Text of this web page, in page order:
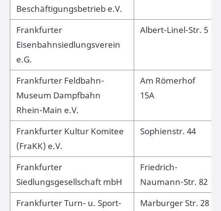
Beschäftigungsbetrieb e.V.
Frankfurter
Eisenbahnsiedlungsverein
e.G.
Albert-Linel-Str. 5
Frankfurter Feldbahn-
Museum Dampfbahn
Rhein-Main e.V.
Am Römerhof
15A
Frankfurter Kultur Komitee
(FraKK) e.V.
Sophienstr. 44
Frankfurter
Siedlungsgesellschaft mbH
Friedrich-
Naumann-Str. 82
Frankfurter Turn- u. Sport-
Marburger Str. 28